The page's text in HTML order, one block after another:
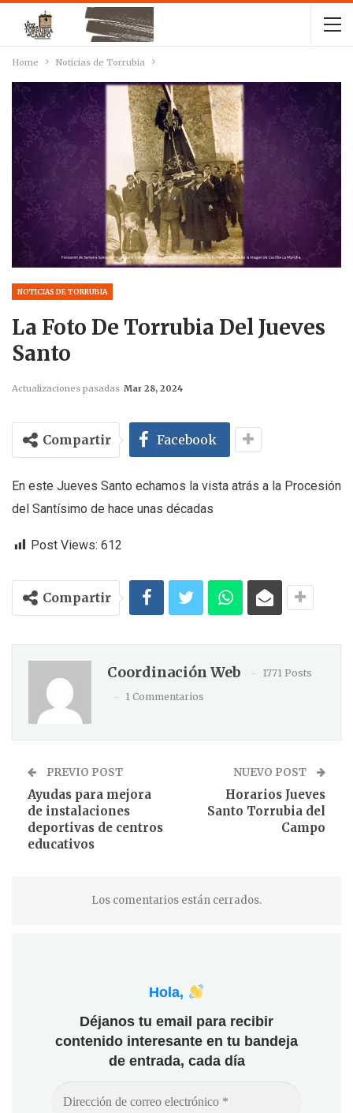
Home Noticias de Torrubia
NOTICIAS DE TORRUBIA
La Foto De Torrubia Del Jueves
Santo
Actualizaciones pasadas Mar 28, 2024
Compartir Facebook
En este Jueves Santo echamos la vista atrás a la Procesión
del Santísimo de hace unas décadas
Post Views: 612
Compartir
Coordinación Web
1771 Posts
1 Commentarios
PREVIO POST
Ayudas para mejora
de instalaciones
deportivas de centros
educativos
NUEVO POST
Horarios Jueves
Santo Torrubia del
Campo
Los comentarios están cerrados.
Hola,
Déjanos tu email para recibir
contenido interesante en tu bandeja
de entrada, cada día